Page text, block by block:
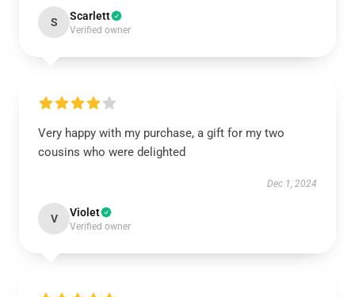
S Scarlett
Verified owner
Very happy with my purchase, a gift for my two
cousins who were delighted
Dec 1, 2024
V Violet
Verified owner